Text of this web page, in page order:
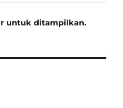
untuk ditampilkan.